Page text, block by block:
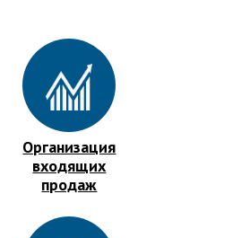
Организация
входящих
продаж